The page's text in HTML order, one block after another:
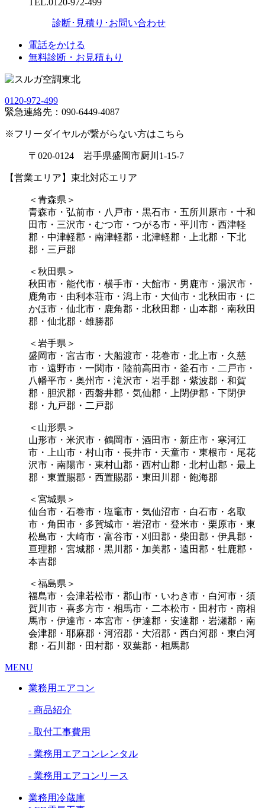
TEL.0120-972-499
診断･見積り･お問い合わせ
電話をかける
無料診断・お見積もり
0120-972-499
緊急連絡先：090-6449-4087
※フリーダイヤルが繋がらない方はこちら
〒020-0124 岩手県盛岡市厨川1-15-7
【営業エリア】東北対応エリア
＜青森県＞
青森市・弘前市・八戸市・黒石市・五所川原市・十和
田市・三沢市・むつ市・つがる市・平川市・西津軽
郡・中津軽郡・南津軽郡・北津軽郡・上北郡・下北
郡・三戸郡
＜秋田県＞
秋田市・能代市・横手市・大館市・男鹿市・湯沢市・
鹿角市・由利本荘市・潟上市・大仙市・北秋田市・に
かほ市・仙北市・鹿角郡・北秋田郡・山本郡・南秋田
郡・仙北郡・雄勝郡
＜岩手県＞
盛岡市・宮古市・大船渡市・花巻市・北上市・久慈
市・遠野市・一関市・陸前高田市・釜石市・二戸市・
八幡平市・奥州市・滝沢市・岩手郡・紫波郡・和賀
郡・胆沢郡・西磐井郡・気仙郡・上閉伊郡・下閉伊
郡・九戸郡・二戸郡
＜山形県＞
山形市・米沢市・鶴岡市・酒田市・新庄市・寒河江
市・上山市・村山市・長井市・天童市・東根市・尾花
沢市・南陽市・東村山郡・西村山郡・北村山郡・最上
郡・東置賜郡・西置賜郡・東田川郡・飽海郡
＜宮城県＞
仙台市・石巻市・塩竈市・気仙沼市・白石市・名取
市・角田市・多賀城市・岩沼市・登米市・栗原市・東
松島市・大崎市・富谷市・刈田郡・柴田郡・伊具郡・
亘理郡・宮城郡・黒川郡・加美郡・遠田郡・牡鹿郡・
本吉郡
＜福島県＞
福島市・会津若松市・郡山市・いわき市・白河市・須
賀川市・喜多方市・相馬市・二本松市・田村市・南相
馬市・伊達市・本宮市・伊達郡・安達郡・岩瀬郡・南
会津郡・耶麻郡・河沼郡・大沼郡・西白河郡・東白河
郡・石川郡・田村郡・双葉郡・相馬郡
MENU
業務用エアコン
- 商品紹介
- 取付工事費用
- 業務用エアコンレンタル
- 業務用エアコンリース
業務用冷蔵庫